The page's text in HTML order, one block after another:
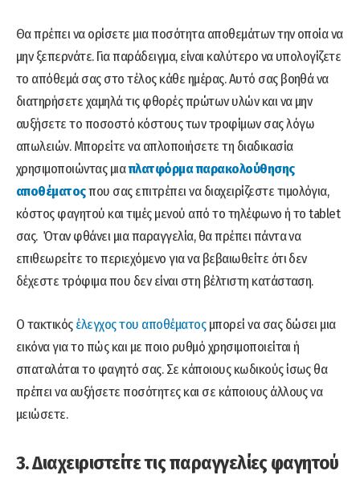
Θα πρέπει να ορίσετε μια ποσότητα αποθεμάτων την οποία να
μην ξεπερνάτε. Για παράδειγμα, είναι καλύτερο να υπολογίζετε
το απόθεμά σας στο τέλος κάθε ημέρας. Αυτό σας βοηθά να
διατηρήσετε χαμηλά τις φθορές πρώτων υλών και να μην
αυξήσετε το ποσοστό κόστους των τροφίμων σας λόγω
απωλειών. Μπορείτε να απλοποιήσετε τη διαδικασία
χρησιμοποιώντας μιαπλατφόρμα παρακολούθησης
αποθέματοςπου σας επιτρέπει να διαχειρίζεστε τιμολόγια,
κόστος φαγητού και τιμές μενού από το τηλέφωνο ή το tablet
σας. Όταν φθάνει μια παραγγελία, θα πρέπει πάντα να
επιθεωρείτε το περιεχόμενο για να βεβαιωθείτε ότι δεν
δέχεστε τρόφιμα που δεν είναι στη βέλτιστη κατάσταση.
Ο τακτικόςέλεγχος του αποθέματοςμπορεί να σας δώσει μια
εικόνα για το πώς και με ποιο ρυθμό χρησιμοποιείται ή
σπαταλάται το φαγητό σας. Σε κάποιους κωδικούς ίσως θα
πρέπει να αυξήσετε ποσότητες και σε κάποιους άλλους να
μειώσετε.
3. Διαχειριστείτε τις παραγγελίες φαγητού